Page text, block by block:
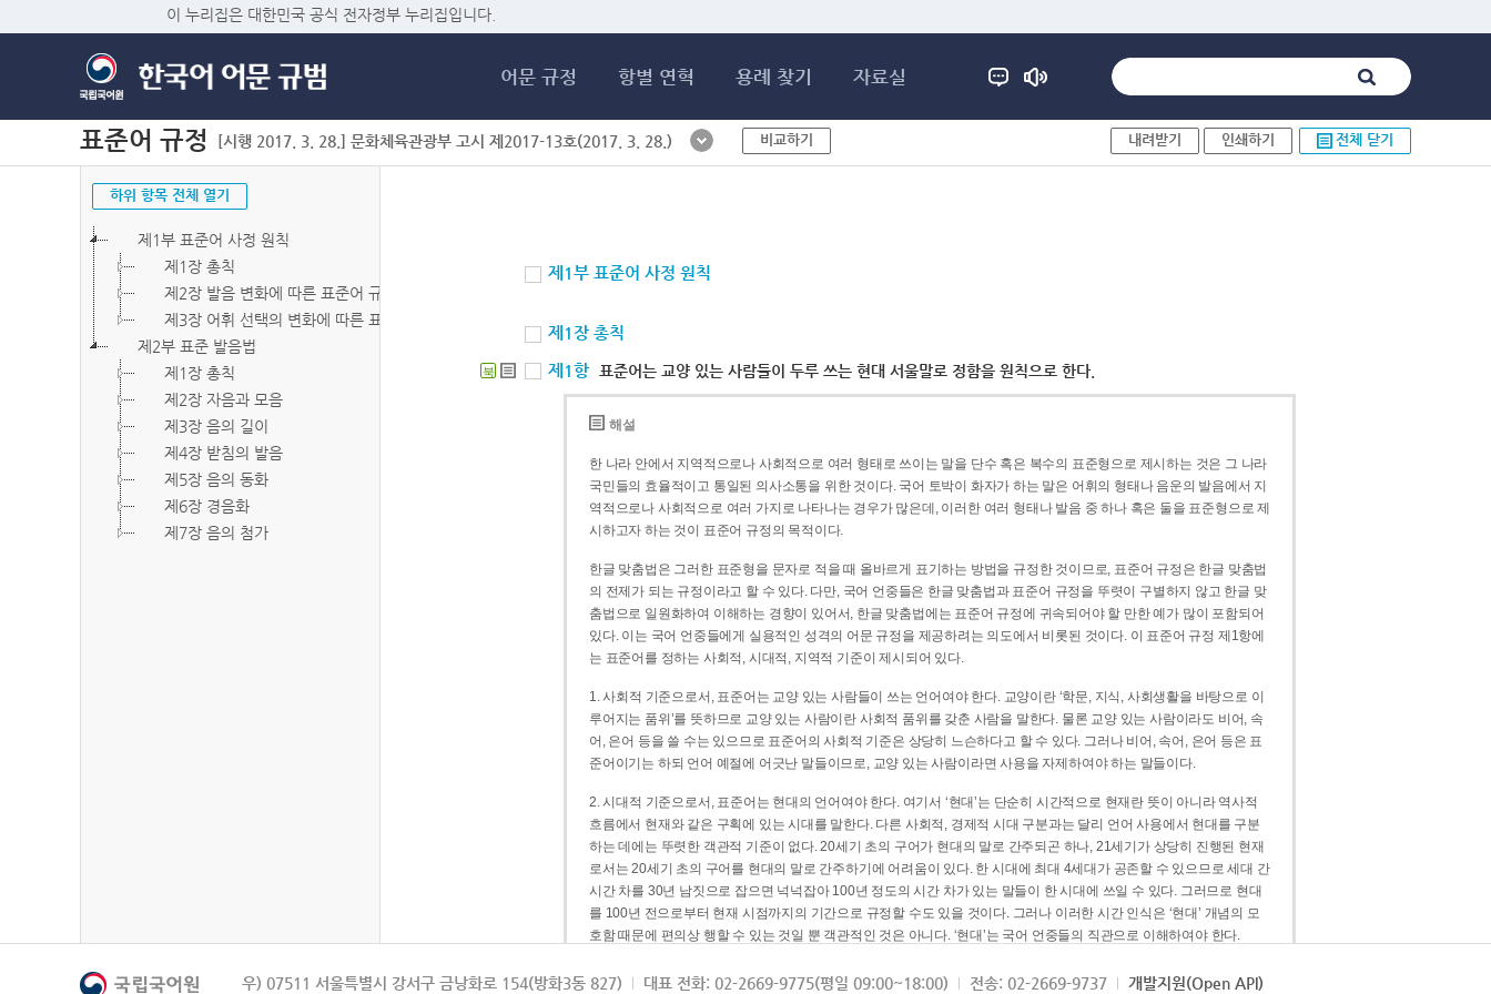
이 누리집은 대한민국 공식 전자정부 누리집입니다.
어문 규정 항별 연혁 용례 찾기 자료실
표준어 규정 [시행 2017. 3. 28.] 문화체육관광부 고시 제2017-13호(2017. 3. 28.) 비교하기 내려받기 인쇄하기 전체 닫기
하위 항목 전체 열기
제1부 표준어 사정 원칙
제1장 총칙
제2장 발음 변화에 따른 표준어 규정
제3장 어휘 선택의 변화에 따른 표준어 규정
제2부 표준 발음법
제1장 총칙
제2장 자음과 모음
제3장 음의 길이
제4장 받침의 발음
제5장 음의 동화
제6장 경음화
제7장 음의 첨가
제1부 표준어 사정 원칙
제1장 총칙
북 제1항 표준어는 교양 있는 사람들이 두루 쓰는 현대 서울말로 정함을 원칙으로 한다.
해설
한 나라 안에서 지역적으로나 사회적으로 여러 형태로 쓰이는 말을 단수 혹은 복수의 표준형으로 제시하는 것은 그 나라
국민들의 효율적이고 통일된 의사소통을 위한 것이다. 국어 토박이 화자가 하는 말은 어휘의 형태나 음운의 발음에서 지
역적으로나 사회적으로 여러 가지로 나타나는 경우가 많은데, 이러한 여러 형태나 발음 중 하나 혹은 둘을 표준형으로 제
시하고자 하는 것이 표준어 규정의 목적이다.
한글 맞춤법은 그러한 표준형을 문자로 적을 때 올바르게 표기하는 방법을 규정한 것이므로, 표준어 규정은 한글 맞춤법
의 전제가 되는 규정이라고 할 수 있다. 다만, 국어 언중들은 한글 맞춤법과 표준어 규정을 뚜렷이 구별하지 않고 한글 맞
춤법으로 일원화하여 이해하는 경향이 있어서, 한글 맞춤법에는 표준어 규정에 귀속되어야 할 만한 예가 많이 포함되어
있다. 이는 국어 언중들에게 실용적인 성격의 어문 규정을 제공하려는 의도에서 비롯된 것이다. 이 표준어 규정 제1항에
는 표준어를 정하는 사회적, 시대적, 지역적 기준이 제시되어 있다.
1. 사회적 기준으로서, 표준어는 교양 있는 사람들이 쓰는 언어여야 한다. 교양이란 ‘학문, 지식, 사회생활을 바탕으로 이
루어지는 품위’를 뜻하므로 교양 있는 사람이란 사회적 품위를 갖춘 사람을 말한다. 물론 교양 있는 사람이라도 비어, 속
어, 은어 등을 쓸 수는 있으므로 표준어의 사회적 기준은 상당히 느슨하다고 할 수 있다. 그러나 비어, 속어, 은어 등은 표
준어이기는 하되 언어 예절에 어긋난 말들이므로, 교양 있는 사람이라면 사용을 자제하여야 하는 말들이다.
2. 시대적 기준으로서, 표준어는 현대의 언어여야 한다. 여기서 ‘현대’는 단순히 시간적으로 현재란 뜻이 아니라 역사적
흐름에서 현재와 같은 구획에 있는 시대를 말한다. 다른 사회적, 경제적 시대 구분과는 달리 언어 사용에서 현대를 구분
하는 데에는 뚜렷한 객관적 기준이 없다. 20세기 초의 구어가 현대의 말로 간주되곤 하나, 21세기가 상당히 진행된 현재
로서는 20세기 초의 구어를 현대의 말로 간주하기에 어려움이 있다. 한 시대에 최대 4세대가 공존할 수 있으므로 세대 간
시간 차를 30년 남짓으로 잡으면 넉넉잡아 100년 정도의 시간 차가 있는 말들이 한 시대에 쓰일 수 있다. 그러므로 현대
를 100년 전으로부터 현재 시점까지의 기간으로 규정할 수도 있을 것이다. 그러나 이러한 시간 인식은 ‘현대’ 개념의 모
호함 때문에 편의상 행할 수 있는 것일 뿐 객관적인 것은 아니다. ‘현대’는 국어 언중들의 직관으로 이해하여야 한다.
3. 지역적 기준으로서, 표준어는 서울말이어야 한다. 이는 표준어의 공용어적 성격을 가장 크게 드러내 주는 기준이다.
우) 07511 서울특별시 강서구 금낭화로 154(방화3동 827) 대표 전화: 02-2669-9775(평일 09:00~18:00) 전송: 02-2669-9737 개발지원(Open API)